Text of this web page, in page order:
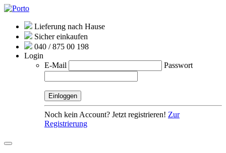
Lieferung nach Hause
Sicher einkaufen
040 / 875 00 198
Login
E-Mail
Passwort
Noch kein Account? Jetzt registrieren! Zur
Registrierung